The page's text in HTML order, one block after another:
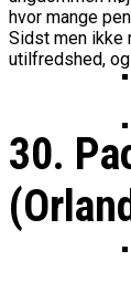
hvor mange
Sidst men ikke
utilfredshed,
30.